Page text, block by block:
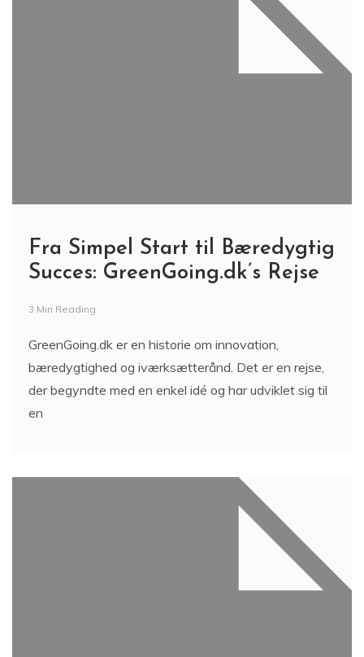
Fra Simpel Start til Bæredygtig
Succes: GreenGoing.dk’s Rejse
3 Min Reading
GreenGoing.dk er en historie om innovation,
bæredygtighed og iværksætterånd. Det er en rejse,
der begyndte med en enkel idé og har udviklet sig til
en